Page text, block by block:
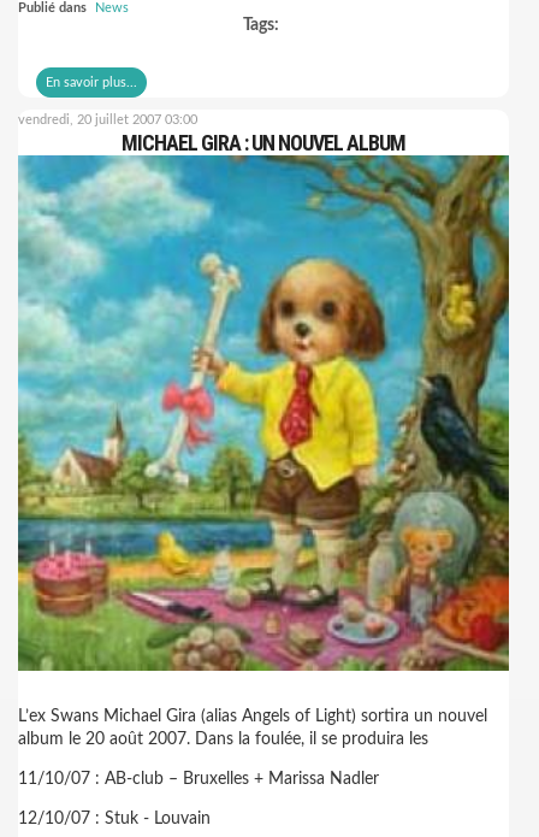
Publié dans News
Tags:
En savoir plus...
vendredi, 20 juillet 2007 03:00
MICHAEL GIRA : UN NOUVEL ALBUM
L’ex Swans Michael Gira (alias Angels of Light) sortira un nouvel
album le 20 août 2007. Dans la foulée, il se produira les
11/10/07 : AB-club – Bruxelles + Marissa Nadler
12/10/07 : Stuk - Louvain